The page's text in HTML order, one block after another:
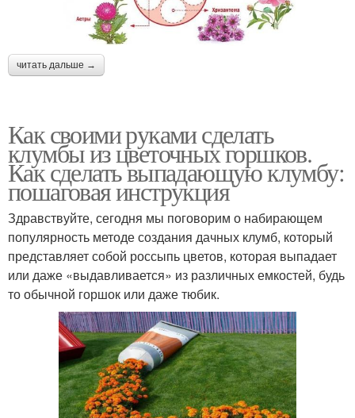
читать дальше →
Как своими руками сделать
клумбы из цветочных горшков.
Как сделать выпадающую клумбу:
пошаговая инструкция
Здравствуйте, сегодня мы поговорим о набирающем
популярность методе создания дачных клумб, который
представляет собой россыпь цветов, которая выпадает
или даже «выдавливается» из различных емкостей, будь
то обычной горшок или даже тюбик.